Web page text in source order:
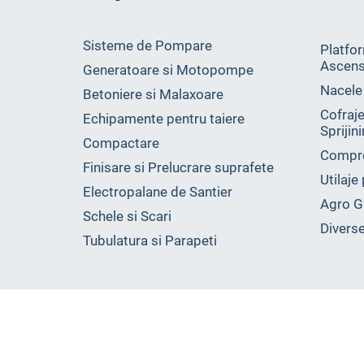
Sisteme de Pompare
Generatoare si Motopompe
Betoniere si Malaxoare
Echipamente pentru taiere
Compactare
Finisare si Prelucrare suprafete
Electropalane de Santier
Schele si Scari
Tubulatura si Parapeti
Nacele
Utilaje
Agro